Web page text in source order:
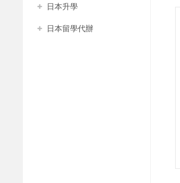
日本升學
日本留學代辦